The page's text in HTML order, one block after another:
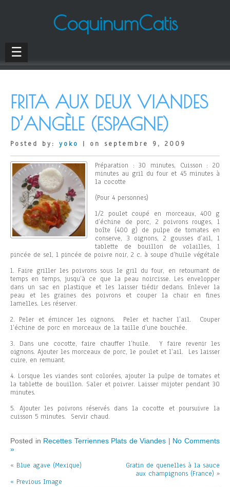
CoquinumCatis
☰
FRITA AUX DEUX VIANDES
D’ANGÈLE (ESPAGNE)
Posted by: yoko | on septembre 9, 2009
Préparation : 30 minutes, Cuisson : 20
minutes au gril du four et 45 minutes à
la cocotte
(Pour 4 personnes)
1/2 poulet coupé en morceaux, 400 g
d’échine de porc, 2 poivrons rouges, 1
boîte (400 g) de pulpe de tomates en
conserve, 3 oignons, 2 gousses d’ail, 1
tablette de bouillon de volailles, 1
pincée de sel, 1 pincée de poivre noir, 2 c. à soupe d’huile végétale
1. Faire griller les poivrons sous le gril du four, en retournant de
temps en temps, jusqu’à ce que la peau noircisse. Les envelopper
dans un sac en plastique et les laisser tiédir dedans. Enlever la
peau et les graines des poivrons et couper la chair en fines
lamelles. Les réserver.
2. Peler et émincer les oignons. Peler et hacher l’ail. Couper
l’échine de porc en morceaux de la taille d’une bouchée.
3. Dans une cocotte, faire chauffer l’huile. Y faire revenir les
oignons. Ajouter les morceaux de porc, le poulet et l’ail. Les laisser
cuire, en remuant.
4. Lorsque les viandes sont colorées, ajouter la pulpe de tomates et
la tablette de bouillon. Saler et poivrer. Laisser mijoter pendant 30
minutes.
5. Ajouter les poivrons réservés dans la cocotte et poursuivre la
cuisson 5 minutes. Servir chaud.
Posted in Recettes Terriennes Plats de Viandes | No Comments
»
« Blue agave (Mexique)
Gratin de quenelles à la sauce
aux champignons (France) »
« Previous Image